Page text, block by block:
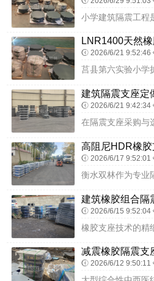
2026/6/21 9:52:46
2026/6/21 9:42:34
2026/6/17 9:52:01
2026/6/15 9:52:04
2026/6/12 9:50:11